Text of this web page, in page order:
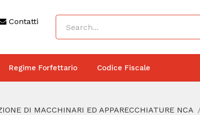
Contatti
Regime Forfettario Codice Fiscale
DI MACCHINARI ED APPARECCHIATURE NCA